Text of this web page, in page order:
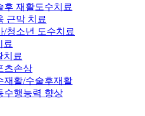
후 재활도수치료
근막 치료
/청소년 도수치료
료
치료
츠손상
재활/수술후재활
수행능력 향상